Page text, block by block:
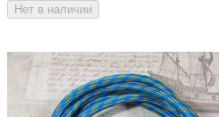
Нет в наличии